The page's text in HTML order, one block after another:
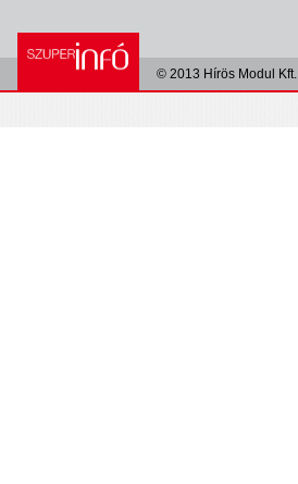
© 2013 Hírös Modul Kft.